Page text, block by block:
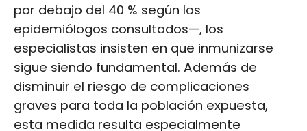
por debajo del 40 % según los
epidemiólogos consultados—, los
especialistas insisten en que inmunizarse
sigue siendo fundamental. Además de
disminuir el riesgo de complicaciones
graves para toda la población expuesta,
esta medida resulta especialmente